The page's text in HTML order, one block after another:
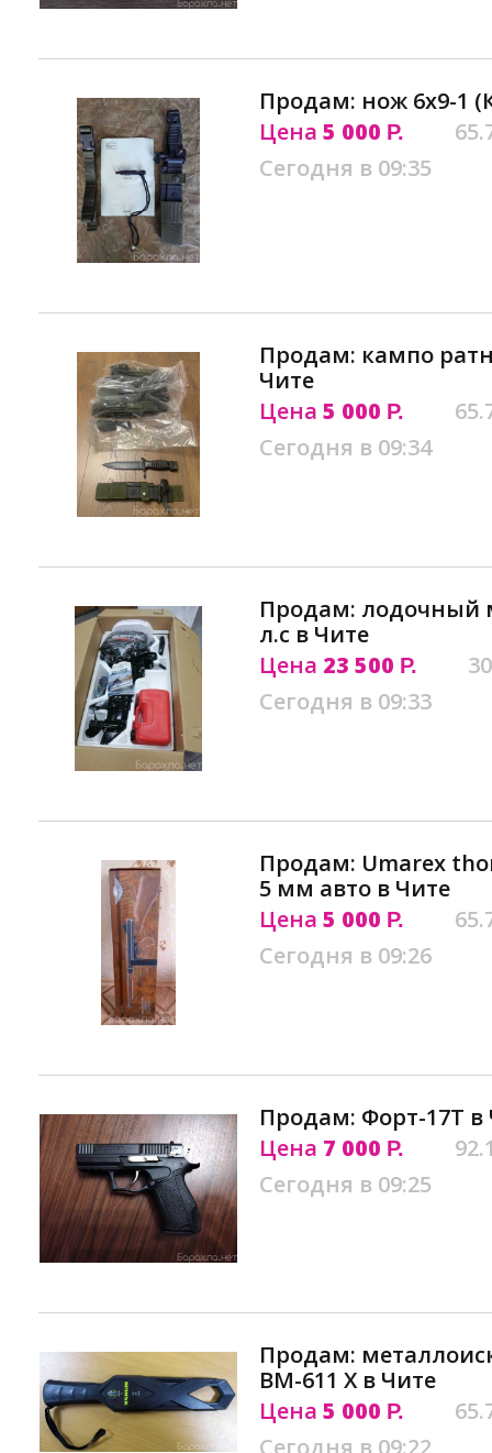
Продам: нож 6х9-1
Цена 5 000 Р.
Сегодня в 09:35
Продам: кампо
Чите
Цена 5 000 Р.
Сегодня в 09:34
Продам: лодочный
л.с в Чите
Цена 23 500 Р.
Сегодня в 09:33
Продам: Umarex
5 мм авто в Чите
Цена 5 000 Р.
Сегодня в 09:26
Продам: Форт-17Т в
Цена 7 000 Р.
Сегодня в 09:25
Продам:
ВМ-611 Х в Чите
Цена 5 000 Р.
Сегодня в 09:22